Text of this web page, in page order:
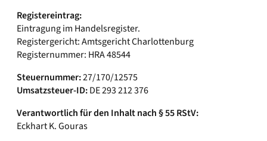
Registereintrag:
Eintragung im Handelsregister.
Registergericht: Amtsgericht Charlottenburg
Registernummer: HRA 48544
Steuernummer:27/170/12575
Umsatzsteuer-ID:DE 293 212 376
Verantwortlich für den Inhalt nach § 55 RStV:
Eckhart K. Gouras